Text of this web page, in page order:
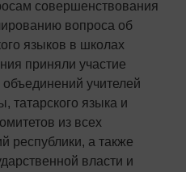
совершенствования
вопроса об
языков в школах
приняли участие
учителей
татарского языка и
из всех
республики, а также
власти и